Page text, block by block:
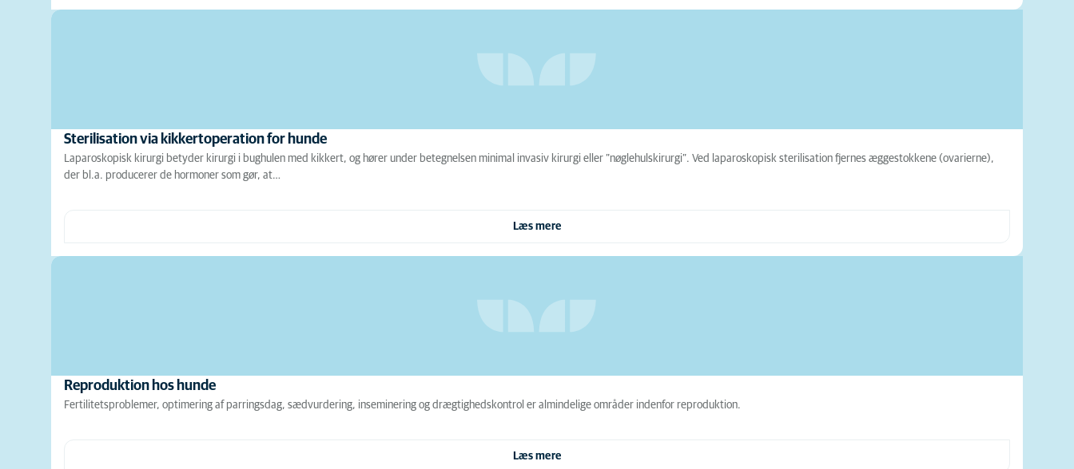
Sterilisation via kikkertoperation for hunde
Laparoskopisk kirurgi betyder kirurgi i bughulen med kikkert, og hører under betegnelsen minimal invasiv kirurgi eller ”nøglehulskirurgi”. Ved laparoskopisk sterilisation fjernes æggestokkene (ovarierne),
der bl.a. producerer de hormoner som gør, at…
Læs mere
Reproduktion hos hunde
Fertilitetsproblemer, optimering af parringsdag, sædvurdering, inseminering og drægtighedskontrol er almindelige områder indenfor reproduktion.
Læs mere